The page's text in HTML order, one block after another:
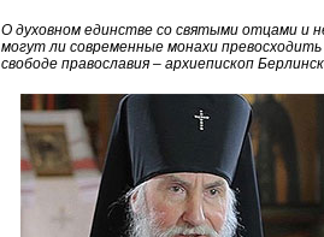
О духовном единстве со святыми отцами и
могут ли современные монахи
свободе православия – архиепископ